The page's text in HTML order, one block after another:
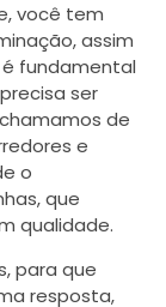
você tem
assim
fundamental
ser
de
e
o
que
qualidade.
para que
resposta,